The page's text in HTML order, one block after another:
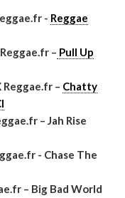
- Reggae
– Pull Up
Reggae.fr – Chatty
– Jah Rise
- Chase The
– Big Bad World